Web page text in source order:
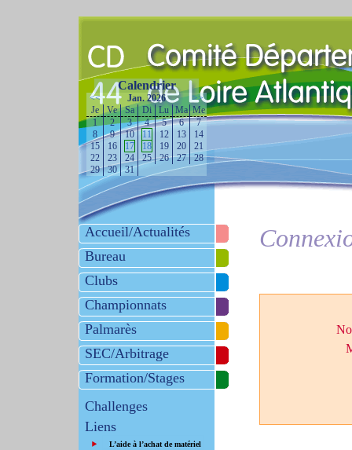
Calendrier
<< Jan. 2026
>>
Je
Ve Sa Di Lu Ma Me
1
2 3 4 5 6
7
8
9 10 11 12 13
14
15
16 17 18 19 20
21
22
23 24 25 26 27
28
29
30 31
Accueil/Actualités
Bureau
Clubs
Championnats
Palmarès
SEC/Arbitrage
Formation/Stages
Challenges
Liens
L’aide à l’achat de matériel